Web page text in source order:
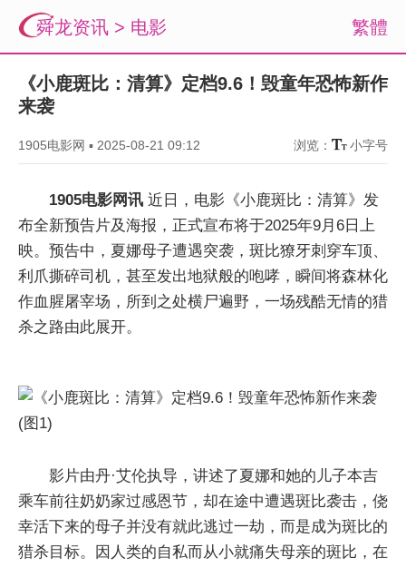
繁體
舜龙资讯 > 电影
《小鹿斑比：清算》定档9.6！毁童年恐怖新作
来袭
1905电影网 ▪ 2025-08-21 09:12 浏览： 小字号
1905电影网讯 近日，电影《小鹿斑比：清算》发
布全新预告片及海报，正式宣布将于2025年9月6日上
映。预告中，夏娜母子遭遇突袭，斑比獠牙刺穿车顶、
利爪撕碎司机，甚至发出地狱般的咆哮，瞬间将森林化
作血腥屠宰场，所到之处横尸遍野，一场残酷无情的猎
杀之路由此展开。
影片由丹·艾伦执导，讲述了夏娜和她的儿子本吉
乘车前往奶奶家过感恩节，却在途中遭遇斑比袭击，侥
幸活下来的母子并没有就此逃过一劫，而是成为斑比的
猎杀目标。因人类的自私而从小就痛失母亲的斑比，在